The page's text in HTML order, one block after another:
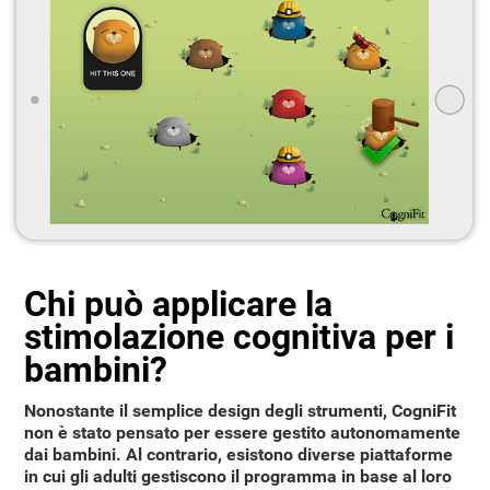
Chi può applicare la
stimolazione cognitiva per i
bambini?
Nonostante il semplice design degli strumenti, CogniFit
non è stato pensato per essere gestito autonomamente
dai bambini. Al contrario, esistono diverse piattaforme
in cui gli adulti gestiscono il programma in base al loro